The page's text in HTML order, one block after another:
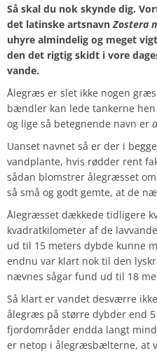
Så skal du nok skynde dig.
det latinske artsnavnZostera
uhyre almindelig og meget
den det rigtig skidt i vore
vande.
Ålegræs er slet ikke nogen
bændler kan lede tankerne
og lige så betegnende navn er
Uanset navnet så er der i
vandplante, hvis rødder rent
sådan blomstrer ålegræsset
så små og godt gemte, at de
Ålegræsset dækkede tidligere
kvadratkilometer af de
ud til 15 meters dybde kunne
endnu var klart nok til den
nævnes sågar fund ud til 18
Så klart er vandet desværre
ålegræs på større dybder end
fjordområder endda langt
er netop i ålegræsbælterne, at